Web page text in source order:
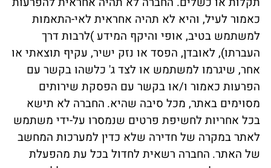
כאמור לעיל, והיא לא תהיה אחראית לאי-התאמות
למשתמש בטיב, אופי והיקף המידע )לרבות דרך
העברתו), לאובדן, הפסד או נזק ישיר, עקיף תוצאתי או
אחר, שיגרמו למשתמש או לצד ג' כלשהו בקשר עם
הפרעות כאמור ו/או בקשר עם הפסקת שירותים
מסוימים באתר, מכל סיבה שהיא. החברה לא תישא
בכל אחריות לחשיפת פרטים שנמסרו על-ידי משתמש
לאתר במקרה של חדירה שלא כדין למערכות המחשב
של האתר. החברה רשאית לחדול בכל עת מהפעלת